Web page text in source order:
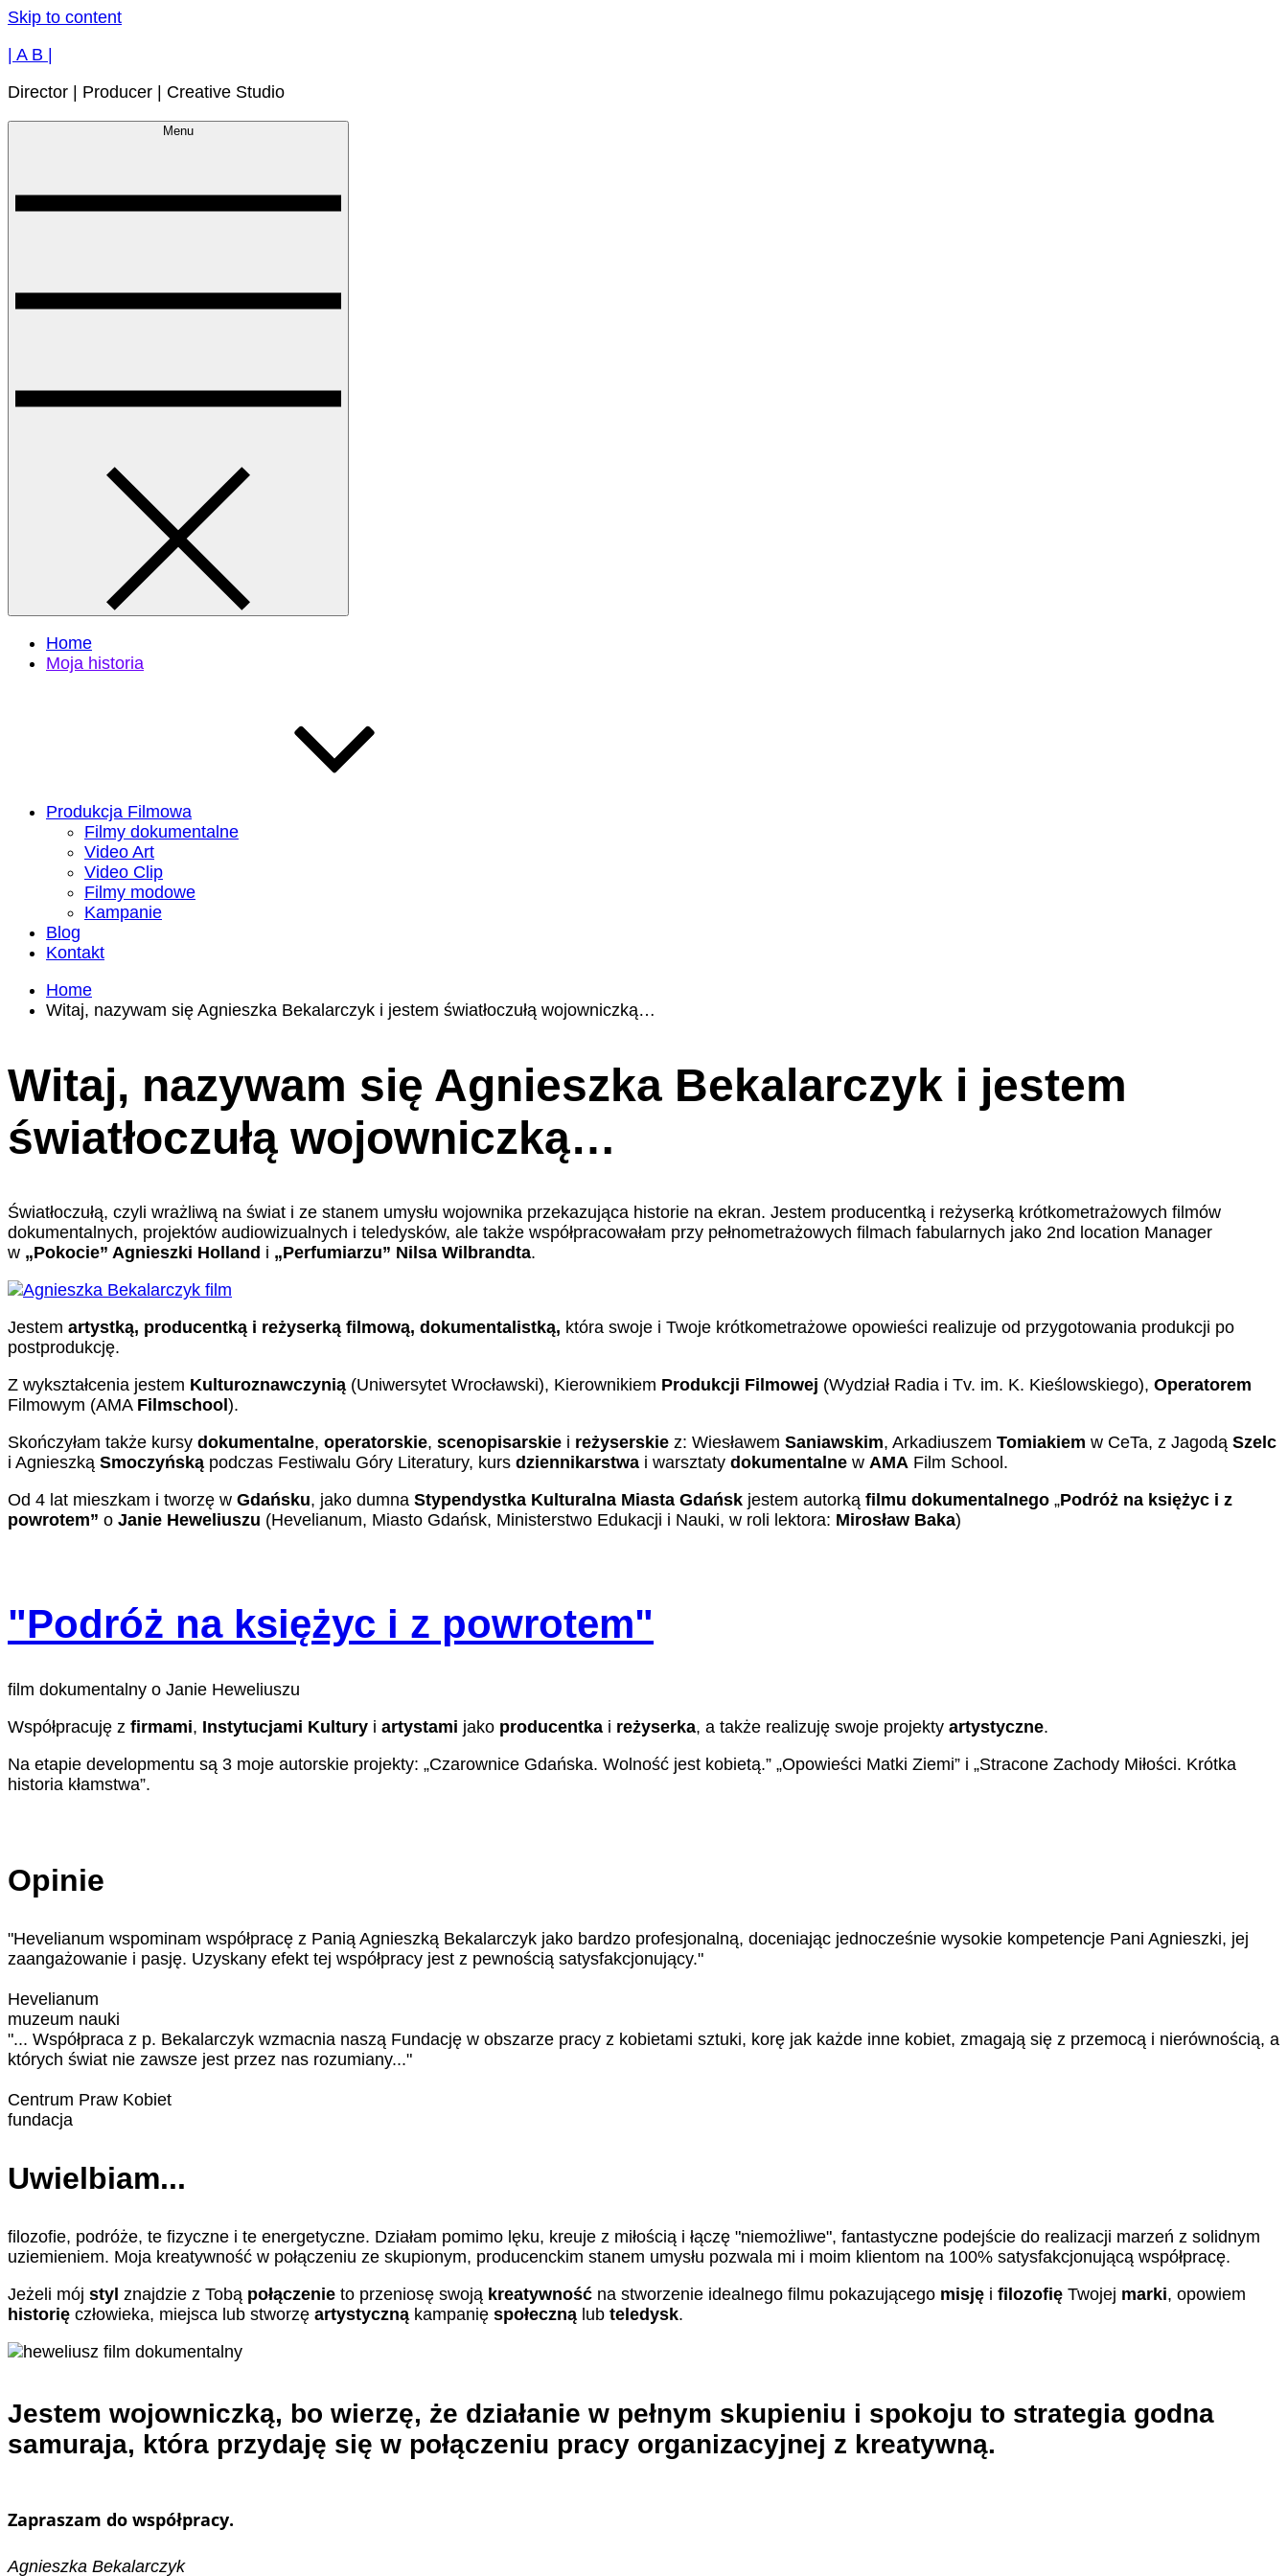
Skip to content
| A B |
Director | Producer | Creative Studio
Menu
Home
Moja historia
Produkcja Filmowa
Filmy dokumentalne
Video Art
Video Clip
Filmy modowe
Kampanie
Blog
Kontakt
Home
Witaj, nazywam się Agnieszka Bekalarczyk i jestem światłoczułą wojowniczką…
Witaj, nazywam się Agnieszka Bekalarczyk i jestem
światłoczułą wojowniczką…
Światłoczułą, czyli wrażliwą na świat i ze stanem umysłu wojownika przekazująca historie na ekran. Jestem producentką i reżyserką krótkometrażowych filmów
dokumentalnych, projektów audiowizualnych i teledysków, ale także współpracowałam przy pełnometrażowych filmach fabularnych jako 2nd location Manager
w „Pokocie” Agnieszki Holland i „Perfumiarzu” Nilsa Wilbrandta.
Jestem artystką, producentką i reżyserką filmową, dokumentalistką, która swoje i Twoje krótkometrażowe opowieści realizuje od przygotowania produkcji po
postprodukcję.
Z wykształcenia jestem Kulturoznawczynią (Uniwersytet Wrocławski), Kierownikiem Produkcji Filmowej (Wydział Radia i Tv. im. K. Kieślowskiego), Operatorem
Filmowym (AMA Filmschool).
Skończyłam także kursy dokumentalne, operatorskie, scenopisarskie i reżyserskie z: Wiesławem Saniawskim, Arkadiuszem Tomiakiem w CeTa, z Jagodą Szelc
i Agnieszką Smoczyńską podczas Festiwalu Góry Literatury, kurs dziennikarstwa i warsztaty dokumentalne w AMA Film School.
Od 4 lat mieszkam i tworzę w Gdańsku, jako dumna Stypendystka Kulturalna Miasta Gdańsk jestem autorką filmu dokumentalnego „Podróż na księżyc i z
powrotem” o Janie Heweliuszu (Hevelianum, Miasto Gdańsk, Ministerstwo Edukacji i Nauki, w roli lektora: Mirosław Baka)
"Podróż na księżyc i z powrotem"
film dokumentalny o Janie Heweliuszu
Współpracuję z firmami, Instytucjami Kultury i artystami jako producentka i reżyserka, a także realizuję swoje projekty artystyczne.
Na etapie developmentu są 3 moje autorskie projekty: „Czarownice Gdańska. Wolność jest kobietą.” „Opowieści Matki Ziemi” i „Stracone Zachody Miłości. Krótka
historia kłamstwa”.
Opinie
"Hevelianum wspominam współpracę z Panią Agnieszką Bekalarczyk jako bardzo profesjonalną, doceniając jednocześnie wysokie kompetencje Pani Agnieszki, jej
zaangażowanie i pasję. Uzyskany efekt tej współpracy jest z pewnością satysfakcjonujący."
Hevelianum
muzeum nauki
"... Współpraca z p. Bekalarczyk wzmacnia naszą Fundację w obszarze pracy z kobietami sztuki, korę jak każde inne kobiet, zmagają się z przemocą i nierównością, a
których świat nie zawsze jest przez nas rozumiany..."
Centrum Praw Kobiet
fundacja
Uwielbiam...
filozofie, podróże, te fizyczne i te energetyczne. Działam pomimo lęku, kreuje z miłością i łączę "niemożliwe", fantastyczne podejście do realizacji marzeń z solidnym
uziemieniem. Moja kreatywność w połączeniu ze skupionym, producenckim stanem umysłu pozwala mi i moim klientom na 100% satysfakcjonującą współpracę.
Jeżeli mój styl znajdzie z Tobą połączenie to przeniosę swoją kreatywność na stworzenie idealnego filmu pokazującego misję i filozofię Twojej marki, opowiem
historię człowieka, miejsca lub stworzę artystyczną kampanię społeczną lub teledysk.
Jestem wojowniczką, bo wierzę, że działanie w pełnym skupieniu i spokoju to strategia godna
samuraja, która przydaję się w połączeniu pracy organizacyjnej z kreatywną.
Zapraszam do współpracy.
Agnieszka Bekalarczyk